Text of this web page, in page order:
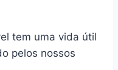
tem uma vida útil
pelos nossos